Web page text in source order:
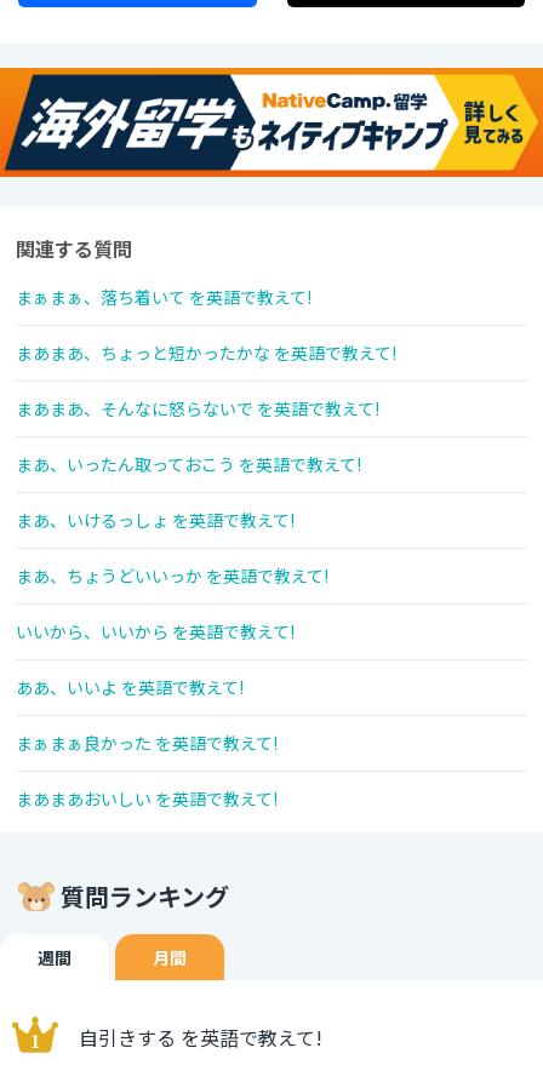
関連する質問
まぁまぁ、落ち着いて を英語で教えて!
まあまあ、ちょっと短かったかな を英語で教えて!
まあまあ、そんなに怒らないで を英語で教えて!
まあ、いったん取っておこう を英語で教えて!
まあ、いけるっしょ を英語で教えて!
まあ、ちょうどいいっか を英語で教えて!
いいから、いいから を英語で教えて!
ああ、いいよ を英語で教えて!
まぁまぁ良かった を英語で教えて!
まあまあおいしい を英語で教えて!
質問ランキング
週間 月間
自引きする を英語で教えて!